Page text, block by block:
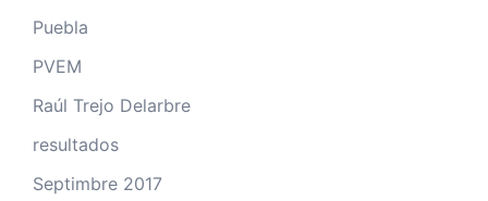
Puebla
PVEM
Raúl Trejo Delarbre
resultados
Septimbre 2017